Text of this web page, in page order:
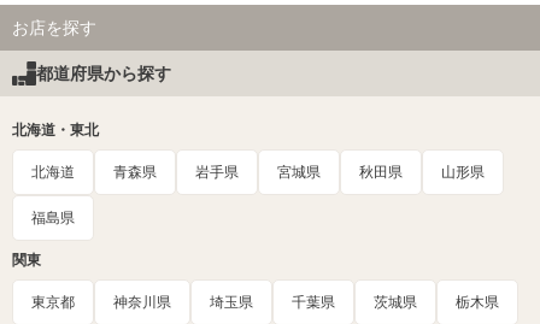
お店を探す
都道府県から探す
北海道・東北
北海道 青森県 岩手県 宮城県 秋田県 山形県
福島県
関東
東京都 神奈川県 埼玉県 千葉県 茨城県 栃木県